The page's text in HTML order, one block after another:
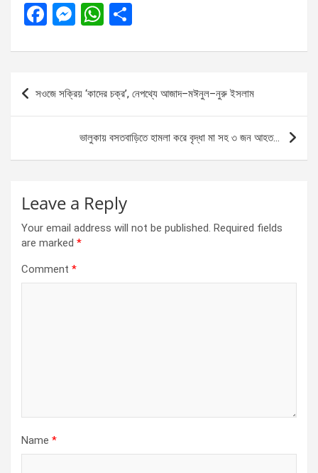
F
ce
o
M
se
n
g
er
W
at
A
p
ar
Post
navigation
সওজে সক্রিয় ‘কাদের চক্র’, নেপথ্যে আজাদ–মঈনুল–নুরু ইসলাম
ভালুকায় বসতবাড়িতে হামলা করে বৃদ্ধা মা সহ ৩ জন আহত…
Leave a Reply
Your email address will not be published. Required fields
are marked *
Comment *
Name *